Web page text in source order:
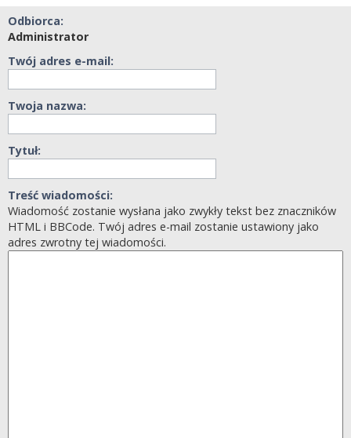
Odbiorca:
Administrator
Twój adres e-mail:
Twoja nazwa:
Tytuł:
Treść wiadomości:
Wiadomość zostanie wysłana jako zwykły tekst bez znaczników
HTML i BBCode. Twój adres e-mail zostanie ustawiony jako
adres zwrotny tej wiadomości.